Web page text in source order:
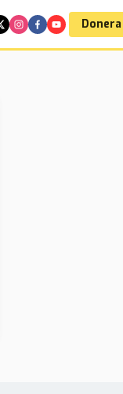
Donera